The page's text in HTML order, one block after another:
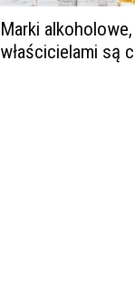
Marki
właścicielami są